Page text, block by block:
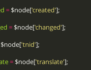
= $node['created' ];
= $node['changed' ];
'tnid' ];
= $node['translate' ];